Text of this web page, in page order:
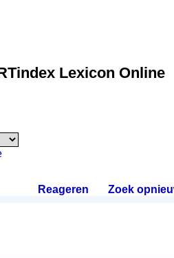
Lexicon Online
Reageren Zoek